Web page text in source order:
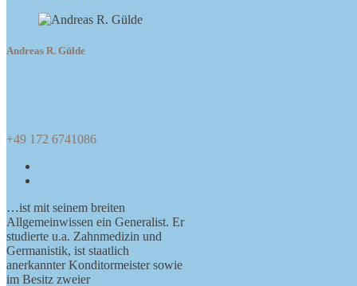
Andreas R. Gülde
+49 172 6741086
…ist mit seinem breiten
Allgemeinwissen ein Generalist. Er
studierte u.a. Zahnmedizin und
Germanistik, ist staatlich
anerkannter Konditormeister sowie
im Besitz zweier